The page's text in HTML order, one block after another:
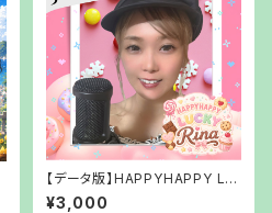
【データ版】HAPPYHAPPY LU
CKY Rina【URLでお渡し】
¥3,000